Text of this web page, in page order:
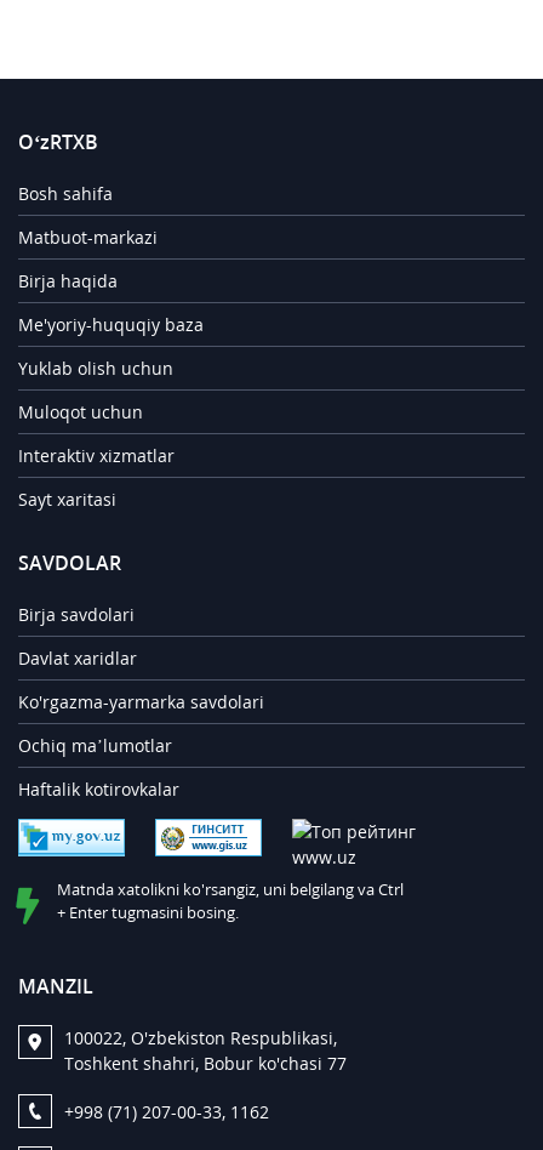
O‘zRTXB
Bosh sahifa
Matbuot-markazi
Birja haqida
Me'yoriy-huquqiy baza
Yuklab olish uchun
Muloqot uchun
Interaktiv xizmatlar
Sayt xaritasi
SAVDOLAR
Birja savdolari
Davlat xaridlar
Ko'rgazma-yarmarka savdolari
Ochiq ma’lumotlar
Haftalik kotirovkalar
Matnda xatolikni ko'rsangiz, uni belgilang va Ctrl
+ Enter tugmasini bosing.
MANZIL
100022, O'zbekiston Respublikasi,
Toshkent shahri, Bobur ko'chasi 77
+998 (71) 207-00-33, 1162